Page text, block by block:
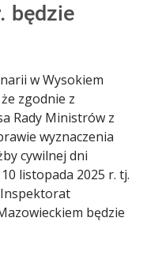
będzie
w Wysokiem
zgodnie z
Rady Ministrów z
wyznaczenia
cywilnej dni
listopada 2025 r. tj.
Inspektorat
będzie